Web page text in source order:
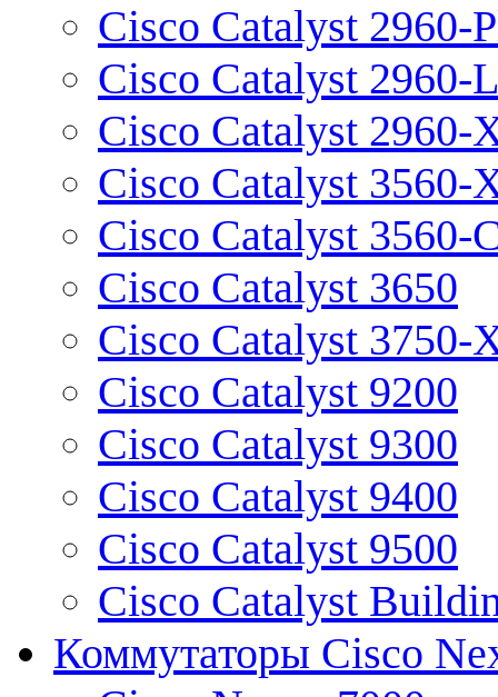
Cisco Catalyst 2960-
Cisco Catalyst 2960-L
Cisco Catalyst 2960-
Cisco Catalyst 3560-
Cisco Catalyst 3560-
Cisco Catalyst 3650
Cisco Catalyst 3750-
Cisco Catalyst 9200
Cisco Catalyst 9300
Cisco Catalyst 9400
Cisco Catalyst 9500
Cisco Catalyst
Коммутаторы Cisco